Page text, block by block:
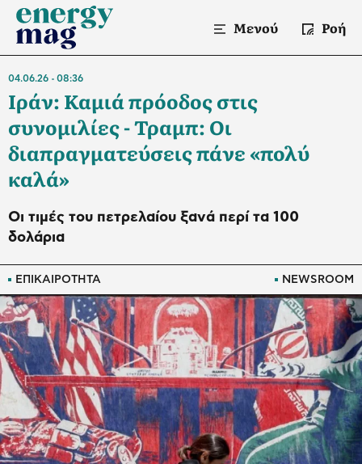
Μενού Ροή
ΕΠΙΚΑΙΡΟΤΗΤΑ NEWSROOM
04.06.26 08:36
Ιράν: Καμιά πρόοδος στις
συνομιλίες - Τραμπ: Οι
διαπραγματεύσεις πάνε «πολύ
καλά»
Οι τιμές του πετρελαίου ξανά περί τα 100
δολάρια